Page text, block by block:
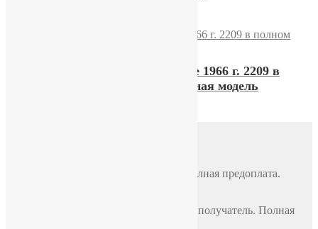
Часы «Полет» Poljot DeLuxe 1966 г. 2209 в
полном комплекте, экспортная модель
По всей России, стоимость 500 руб. Полная предоплата.
По всей России, стоимость оплачивает получатель. Полная